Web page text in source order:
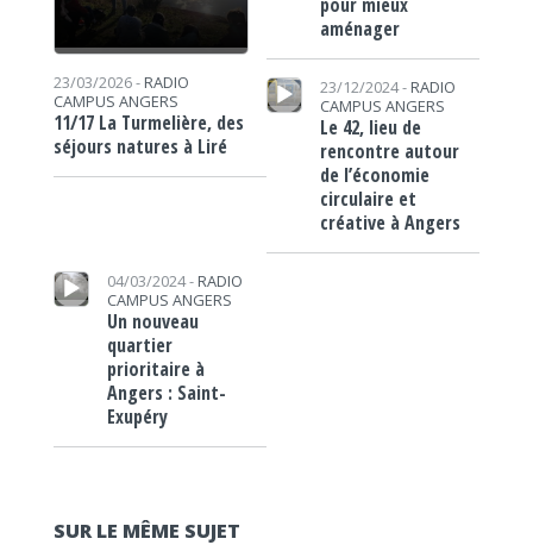
23/03/2026 - RADIO
CAMPUS ANGERS
11/17 La Turmelière, des
séjours natures à Liré
aménager
Lecteur audio
23/12/2024 - RADIO
CAMPUS ANGERS
Le 42, lieu de
rencontre autour
de l’économie
circulaire et
créative à Angers
Lecteur audio
04/03/2024 - RADIO
CAMPUS ANGERS
Un nouveau
quartier
prioritaire à
Angers : Saint-
Exupéry
SUR LE MÊME SUJET